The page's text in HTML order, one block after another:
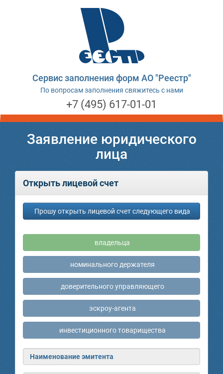
Сервис заполнения форм АО "Реестр"
По вопросам заполнения свяжитесь с нами
+7 (495) 617-01-01
Заявление юридического
лица
Открыть лицевой счет
Прошу открыть лицевой счет следующего вида
владельца
номинального держателя
доверительного управляющего
эскроу-агента
инвестиционного товарищества
Наименование эмитента